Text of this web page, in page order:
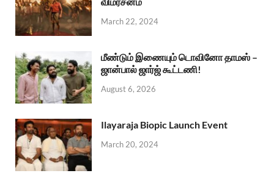
March 22, 2024
மீண்டும் இணையும் டொவினோ தாமஸ் –
ஜான்பால் ஜார்ஜ் கூட்டணி!
August 6, 2026
Ilayaraja Biopic Launch Event
March 20, 2024